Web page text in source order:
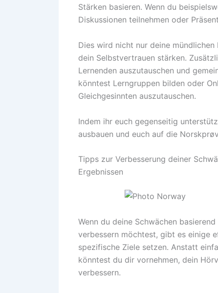
Stärken basieren. Wenn du
Diskussionen teilnehmen oder
Dies wird nicht nur deine
dein Selbstvertrauen stärken.
Lernenden auszutauschen und
könntest Lerngruppen bilden oder
Gleichgesinnten auszutauschen.
Indem ihr euch gegenseitig
ausbauen und euch auf die
Tipps zur Verbesserung deiner
Ergebnissen
Wenn du deine Schwächen
verbessern möchtest, gibt es einige
spezifische Ziele setzen. Anstatt
könntest du dir vornehmen, dein
verbessern.